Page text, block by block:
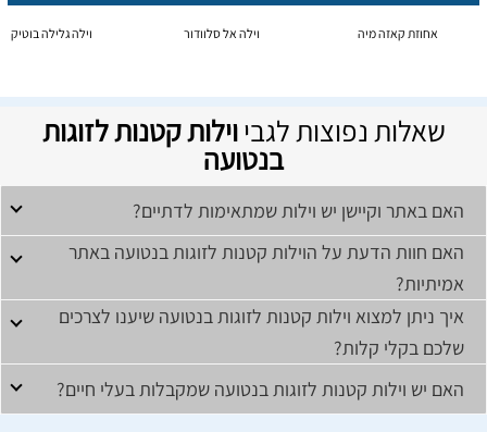
אחוזת קאזה מיה וילה אל סלוודור וילה גלילה בוטיק
שאלות נפוצות לגביוילות קטנות לזוגות
בנטועה
האם באתר וקיישן יש וילות שמתאימות לדתיים?
האם חוות הדעת על הוילות קטנות לזוגות בנטועה באתר
אמיתיות?
איך ניתן למצוא וילות קטנות לזוגות בנטועה שיענו לצרכים
שלכם בקלי קלות?
האם יש וילות קטנות לזוגות בנטועה שמקבלות בעלי חיים?